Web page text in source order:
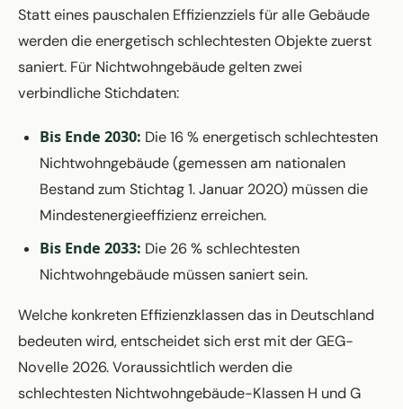
Statt eines pauschalen Effizienzziels für alle Gebäude
werden die energetisch schlechtesten Objekte zuerst
saniert. Für Nichtwohngebäude gelten zwei
verbindliche Stichdaten:
Bis Ende 2030: Die 16 % energetisch schlechtesten
Nichtwohngebäude (gemessen am nationalen
Bestand zum Stichtag 1. Januar 2020) müssen die
Mindestenergieeffizienz erreichen.
Bis Ende 2033: Die 26 % schlechtesten
Nichtwohngebäude müssen saniert sein.
Welche konkreten Effizienzklassen das in Deutschland
bedeuten wird, entscheidet sich erst mit der GEG-
Novelle 2026. Voraussichtlich werden die
schlechtesten Nichtwohngebäude-Klassen H und G